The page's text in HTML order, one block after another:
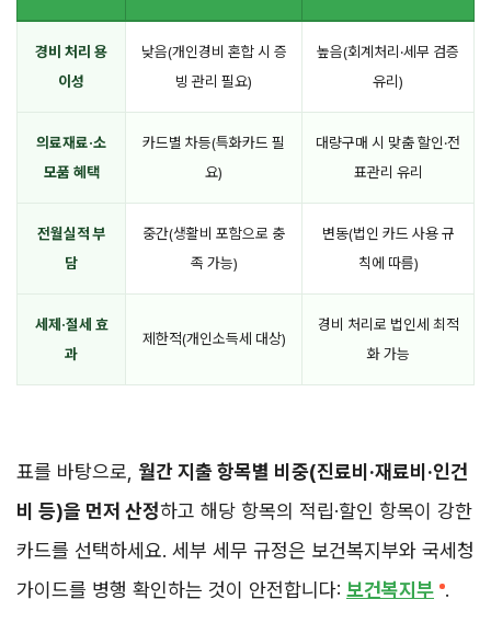
경비 처리 용
이성
낮음(개인경비 혼합 시 증
빙 관리 필요)
높음(회계처리·세무 검증
유리)
의료재료·소
모품 혜택
카드별 차등(특화카드 필
요)
대량구매 시 맞춤 할인·전
표관리 유리
전월실적 부
담
중간(생활비 포함으로 충
족 가능)
변동(법인 카드 사용 규
칙에 따름)
세제·절세 효
과
제한적(개인소득세 대상)
경비 처리로 법인세 최적
화 가능
표를 바탕으로, 월간 지출 항목별 비중(진료비·재료비·인건
비 등)을 먼저 산정하고 해당 항목의 적립·할인 항목이 강한
카드를 선택하세요. 세부 세무 규정은 보건복지부와 국세청
가이드를 병행 확인하는 것이 안전합니다: 보건복지부 .